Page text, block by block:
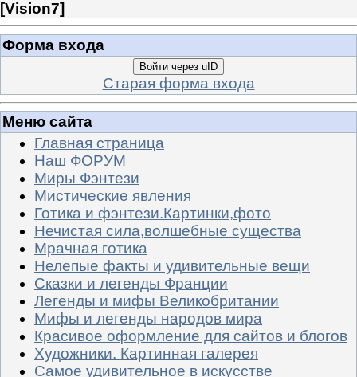
[Vision7]
Форма входа
Войти через uID
Старая форма входа
Меню сайта
Главная страница
Наш ФОРУМ
Миры Фэнтези
Мистические явления
Готика и фэнтези.Картинки,фото
Нечистая сила,волшебные существа
Мрачная готика
Нелепые факты и удивительные вещи
Сказки и легенды Франции
Легенды и мифы Великобритании
Мифы и легенды народов мира
Красивое оформление для сайтов и блогов
Художники. Картинная галерея
Самое удивительное в искусстве